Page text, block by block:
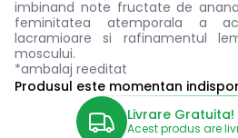
imbinand note fructate de
feminitatea atemporala a
lacramioare si rafinamentul
moscului.
*ambalaj reeditat
Produsul este momentan
Livrare Gratuita!
Acest produs are